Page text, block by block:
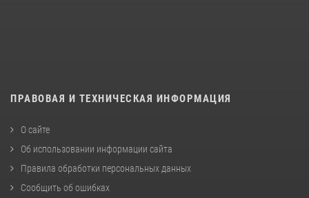
ПРАВОВАЯ И ТЕХНИЧЕСКАЯ ИНФОРМАЦИЯ
О сайте
Об использовании информации сайта
Правила обработки персональных данных
Сообщить об ошибках